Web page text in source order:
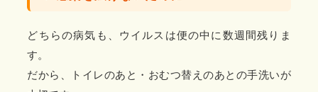
どちらの病気も、ウイルスは便の中に数週間残りま
す。
だから、トイレのあと・おむつ替えのあとの手洗いが